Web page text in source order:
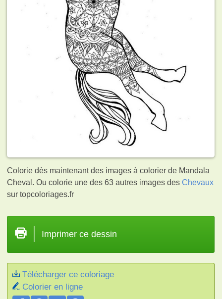
Colorie dès maintenant des images à colorier de Mandala
Cheval. Ou colorie une des 63 autres images desChevaux
sur topcoloriages.fr
Imprimer ce dessin
Télécharger ce coloriage
Colorier en ligne